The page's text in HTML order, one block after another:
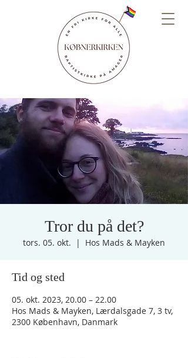
Tror du på det?
tors. 05. okt.
  |
Hos Mads & Mayken
Tid og sted
05. okt. 2023, 20.00 – 22.00
Hos Mads & Mayken, Lærdalsgade 7, 3 tv,
2300 København, Danmark